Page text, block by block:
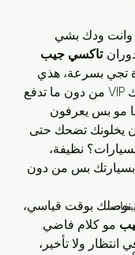
وانت ودك بشي
تاكسي جيب
تجي بسرعة، هذي
خدمة تخليك تحس انك VIP من دون ما تدفع
مو بس يعرفون
يخلونك تضحك حتى
نظيفة،
بس من دون
: نوصلك بوقت قياسي،
مو كلام فاضي.
انتظار ولا تأخير،